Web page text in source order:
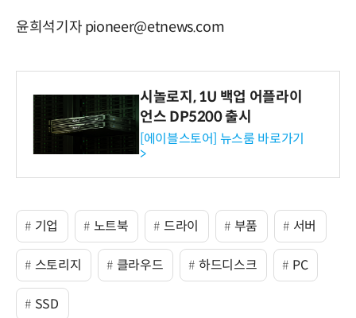
윤희석기자 pioneer@etnews.com
시놀로지, 1U 백업 어플라이
언스 DP5200 출시
[에이블스토어] 뉴스룸 바로가기
>
기업 노트북 드라이 부품 서버
스토리지 클라우드 하드디스크 PC
SSD